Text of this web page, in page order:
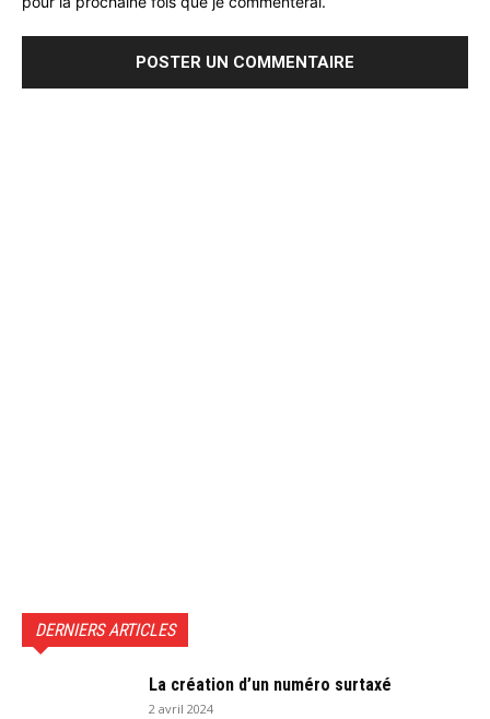
DERNIERS ARTICLES
La création d’un numéro surtaxé
2 avril 2024